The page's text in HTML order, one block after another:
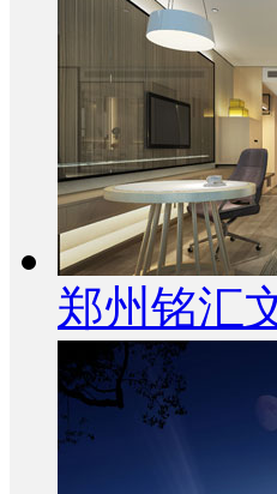
郑州铭汇